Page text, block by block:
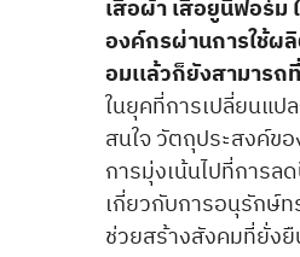
เสื้อผ้า เสื้อยูนิฟอร์ม
องค์กรผ่านการใช้ผ
อมเเล้วก็ยังสามาร
ในยุคที่การเปลี่ยนแ
สนใจ วัตถุประสงค์ข
การมุ่งเน้นไปที่การ
เกี่ยวกับการอนุรักษ์ท
ช่วยสร้างสังคมที่ยั่ง